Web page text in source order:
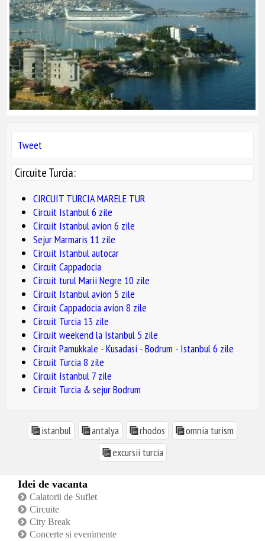
Tweet
Circuite Turcia:
CIRCUIT TURCIA MARELE TUR
Circuit Istanbul 6 zile
Circuit Istanbul avion 6 zile
Sejur Marmaris 11 zile
Circuit Istanbul autocar
Circuit Cappadocia
Circuit turul Marii Negre 10 zile
Circuit Istanbul avion 5 zile
Circuit Cappadocia avion 8 zile
Circuit Turcia 13 zile
Circuit weekend la Istanbul 5 zile
Circuit Pamukkale - Kusadasi - Bodrum - Istanbul 6 zile
Circuit Turcia 8 zile
Circuit Istanbul 7 zile
Circuit Turcia & sejur Bodrum
istanbul antalya rhodos
omnia turism
excursii turcia
Idei de vacanta
Calatorii de Suflet
Circuite
City Break
Concerte si evenimente